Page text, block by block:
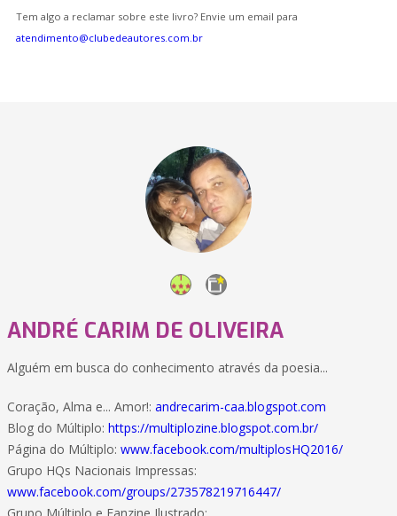
Tem algo a reclamar sobre este livro? Envie um email para
atendimento@clubedeautores.com.br
ANDRÉ CARIM DE OLIVEIRA
Alguém em busca do conhecimento através da poesia...
Coração, Alma e... Amor!: andrecarim-caa.blogspot.com
Blog do Múltiplo: https://multiplozine.blogspot.com.br/
Página do Múltiplo: www.facebook.com/multiplosHQ2016/
Grupo HQs Nacionais Impressas:
www.facebook.com/groups/273578219716447/